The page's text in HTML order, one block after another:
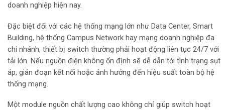
doanh nghiệp hiện nay.
Đặc biệt đối với các hệ thống mạng lớn như Data Center, Smart
Building, hệ thống Campus Network hay mạng doanh nghiệp đa
chi nhánh, thiết bị switch thường phải hoạt động liên tục 24/7 với
tải lớn. Nếu nguồn điện không ổn định sẽ dễ dẫn tới tình trạng sụt
áp, gián đoạn kết nối hoặc ảnh hưởng đến hiệu suất toàn bộ hệ
thống mạng.
Một module nguồn chất lượng cao không chỉ giúp switch hoạt